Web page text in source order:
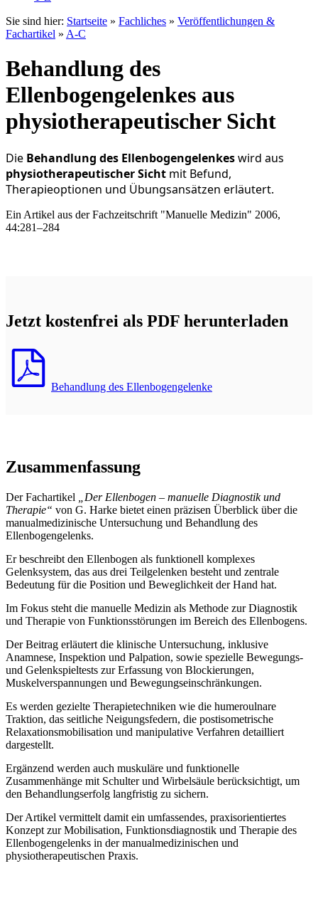
Sie sind hier: Startseite » Fachliches » Veröffentlichungen &
Fachartikel » A-C
Behandlung des
Ellenbogengelenkes aus
physiotherapeutischer Sicht
Die Behandlung des Ellenbogengelenkeswird aus
physiotherapeutischer Sicht mit Befund,
Therapieoptionen und Übungsansätzen erläutert.
Ein Artikel aus der Fachzeitschrift "Manuelle Medizin" 2006,
44:281–284
Jetzt kostenfrei als PDF herunterladen
Behandlung des Ellenbogengelenke
Zusammenfassung
Der Fachartikel
„Der Ellenbogen – manuelle Diagnostik und
Therapie“ von G. Harke bietet einen präzisen Überblick über die
manualmedizinische Untersuchung und Behandlung des
Ellenbogengelenks.
Er beschreibt den Ellenbogen als funktionell komplexes
Gelenksystem, das aus drei Teilgelenken besteht und zentrale
Bedeutung für die Position und Beweglichkeit der Hand hat.
Im Fokus steht die manuelle Medizin als Methode zur Diagnostik
und Therapie von Funktionsstörungen im Bereich des Ellenbogens.
Der Beitrag erläutert die klinische Untersuchung, inklusive
Anamnese, Inspektion und Palpation, sowie spezielle Bewegungs-
und Gelenkspieltests zur Erfassung von Blockierungen,
Muskelverspannungen und Bewegungseinschränkungen.
Es werden gezielte Therapietechniken wie die humeroulnare
Traktion, das seitliche Neigungsfedern, die postisometrische
Relaxationsmobilisation und manipulative Verfahren detailliert
dargestellt.
Ergänzend werden auch muskuläre und funktionelle
Zusammenhänge mit Schulter und Wirbelsäule berücksichtigt, um
den Behandlungserfolg langfristig zu sichern.
Der Artikel vermittelt damit ein umfassendes, praxisorientiertes
Konzept zur Mobilisation, Funktionsdiagnostik und Therapie des
Ellenbogengelenks in der manualmedizinischen und
physiotherapeutischen Praxis.